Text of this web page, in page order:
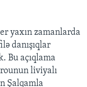
yaxın zamanlarda
danışıqlar
Bu açıqlama
liviyalı
Şalqamla